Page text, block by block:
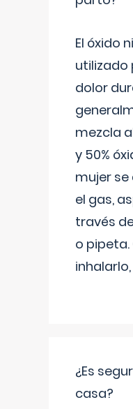
El óxido
utilizado
dolor
mezcla
y 50%
mujer
el gas,
través
o
¿Es
casa?